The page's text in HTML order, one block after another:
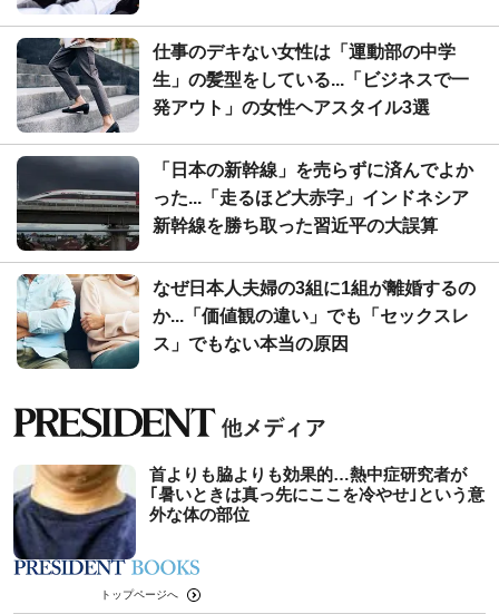
仕事のデキない女性は「運動部の中学
生」の髪型をしている...「ビジネスで一
発アウト」の女性ヘアスタイル3選
「日本の新幹線」を売らずに済んでよか
った...「走るほど大赤字」インドネシア
新幹線を勝ち取った習近平の大誤算
なぜ日本人夫婦の3組に1組が離婚するの
か...「価値観の違い」でも「セックスレ
ス」でもない本当の原因
首よりも脇よりも効果的…熱中症研究者が
｢暑いときは真っ先にここを冷やせ｣という意
外な体の部位
トップページへ